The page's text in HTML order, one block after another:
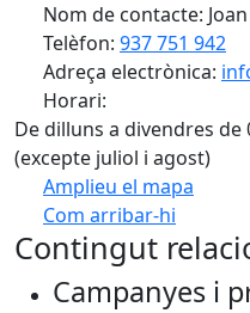
Nom de contacte:
Telèfon: 937 751 942
Adreça electrònica:
Horari:
De dilluns a divendres de
(excepte juliol i agost)
Amplieu el mapa
Com arribar-hi
+
−
Contingut
Campanyes i